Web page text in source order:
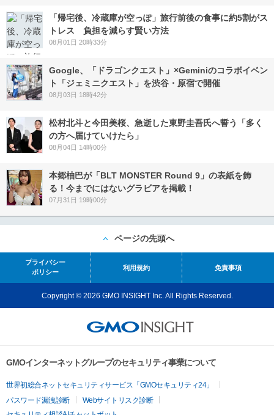
「帰宅後、冷蔵庫が空っぽ」旅行前後の食事に約5割がス
トレス 負担を減らす賢い方法
08月01日 20時33分
Google、「ドラゴンクエスト」×Geminiのコラボイベン
ト「ジェミニクエスト」を渋谷・原宿で開催
08月03日 18時42分
松村北斗と今田美桜、急逝した東野圭吾氏へ誓う「多く
の方へ届けていけたら」
08月04日 14時00分
本郷柚巴が「BLT MONSTER Round 9」の表紙を飾
る！今までにはないグラビアを掲載！
07月31日 19時00分
ページの先頭へ
プライバシー
ポリシー
利用規約 免責事項
Copyright © 2026 GMO INSIGHT Inc. All Rights Reserved.
GMOインターネットグループのセキュリティ事業について
世界初総合ネットセキュリティサービス「GMOセキュリティ24」
パスワード漏洩診断
Webサイトリスク診断